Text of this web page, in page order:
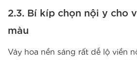
2.3. Bí kíp chọn nội y cho
màu
Váy hoa nền sáng rất dễ lộ viền